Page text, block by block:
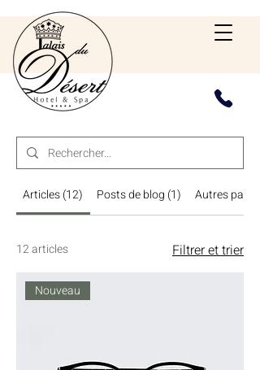
Articles (12) Posts de blog (1) Autres pages
12 articles Filtrer et trier
Nouveau